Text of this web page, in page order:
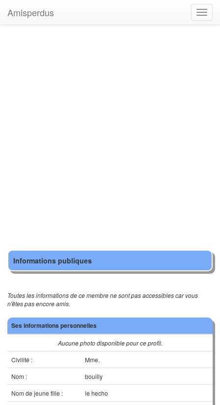
Amisperdus
Informations publiques
Toutes les informations de ce membre ne sont pas accessibles car vous
n'êtes pas encore amis.
Ses informations personnelles
Aucune photo disponible pour ce profil.
Civilité :
Mme.
Nom :
bouilly
Nom de jeune fille :
le hecho